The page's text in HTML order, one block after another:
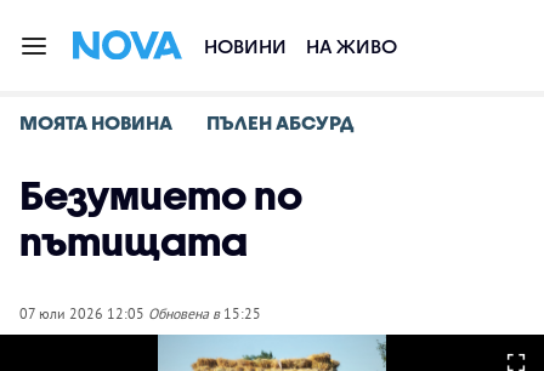
НОВИНИ НА ЖИВО
МОЯТА НОВИНА ПЪЛЕН АБСУРД
Безумието по
пътищата
07 юли 2026 12:05 Обновена в15:25